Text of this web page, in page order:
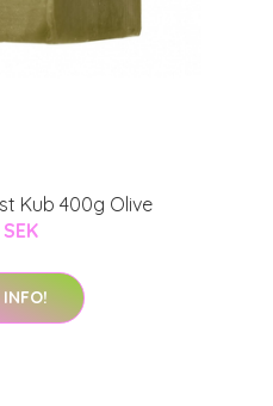
Kub 400g Olive
INFO!